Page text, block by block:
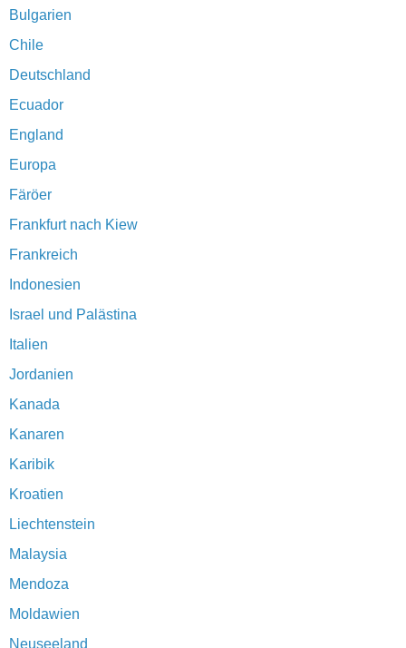
Bulgarien
Chile
Deutschland
Ecuador
England
Europa
Färöer
Frankfurt nach Kiew
Frankreich
Indonesien
Israel und Palästina
Italien
Jordanien
Kanada
Kanaren
Karibik
Kroatien
Liechtenstein
Malaysia
Mendoza
Moldawien
Neuseeland